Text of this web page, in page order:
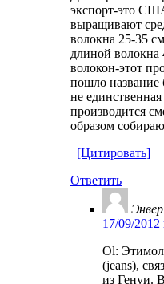
экспорт-это
выращивают
волокна 25-35
длиной волокна
волокон-этот
пошло название
не
производится
образом
[Цитировать]
Ответить
Энвер
17/09/2012
Ol:
(jeans),
из Генуи.